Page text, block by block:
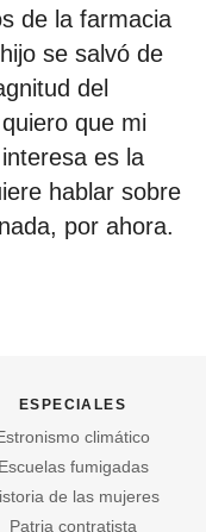
de la farmacia
se salvó de
del
que mi
es la
hablar sobre
por ahora.
especiales
climático
Escuelas fumigadas
de las mujeres
Patria contratista